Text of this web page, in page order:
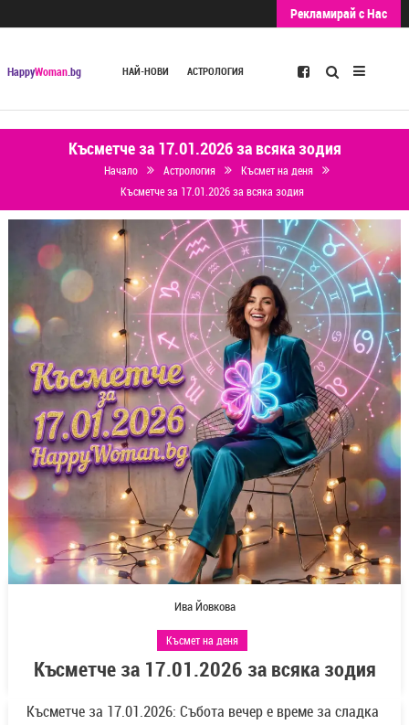
Рекламирай с Нас
HappyWoman.bg НАЙ-НОВИ АСТРОЛОГИЯ Търсене
Късметче за 17.01.2026 за всяка зодия
Начало Астрология
Късмет на деня
Късметче за 17.01.2026 за всяка зодия
Ива Йовкова
Късмет на деня
Късметче за 17.01.2026 за всяка зодия
Късметче за 17.01.2026: Събота вечер е време за сладка